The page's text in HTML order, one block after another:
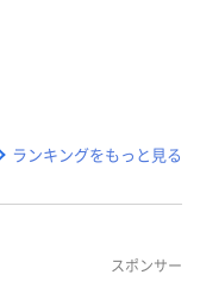
ランキングをもっと見る
スポンサー